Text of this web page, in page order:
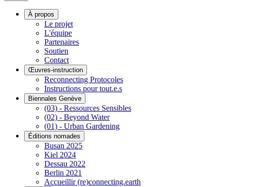
À propos
Le projet
L'équipe
Partenaires
Soutien
Contact
Œuvres-instruction
Reconnecting Protocoles
Instructions pour tout.e.s
Biennales Genève
(03) - Ressources Sensibles
(02) - Beyond Water
(01) - Urban Gardening
Éditions nomades
Busan 2025
Kiel 2024
Dessau 2022
Berlin 2021
Accueillir (re)connecting.earth